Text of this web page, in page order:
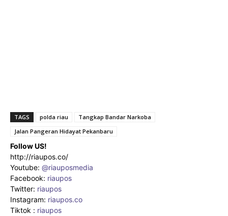
TAGS polda riau
Tangkap Bandar Narkoba
Jalan Pangeran Hidayat Pekanbaru
Follow US!
http://riaupos.co/
Youtube: @riauposmedia
Facebook: riaupos
Twitter: riaupos
Instagram: riaupos.co
Tiktok : riaupos